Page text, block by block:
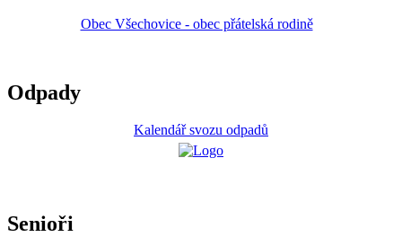
Obec Všechovice - obec přátelská rodině
Odpady
Kalendář svozu odpadů
Senioři